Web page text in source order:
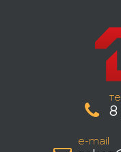
8
e-mail